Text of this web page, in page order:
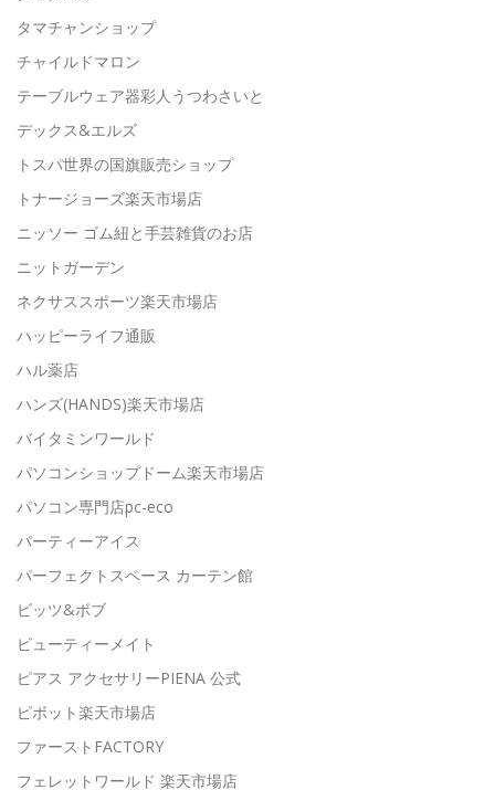
タマチャンショップ
チャイルドマロン
テーブルウェア器彩人うつわさいと
デックス&エルズ
トスパ世界の国旗販売ショップ
トナージョーズ楽天市場店
ニッソー ゴム紐と手芸雑貨のお店
ニットガーデン
ネクサススポーツ楽天市場店
ハッピーライフ通販
ハル薬店
ハンズ(HANDS)楽天市場店
バイタミンワールド
パソコンショップドーム楽天市場店
パソコン専門店pc-eco
パーティーアイス
パーフェクトスペース カーテン館
ビッツ&ボブ
ビューティーメイト
ピアス アクセサリーPIENA 公式
ピボット楽天市場店
ファーストFACTORY
フェレットワールド 楽天市場店